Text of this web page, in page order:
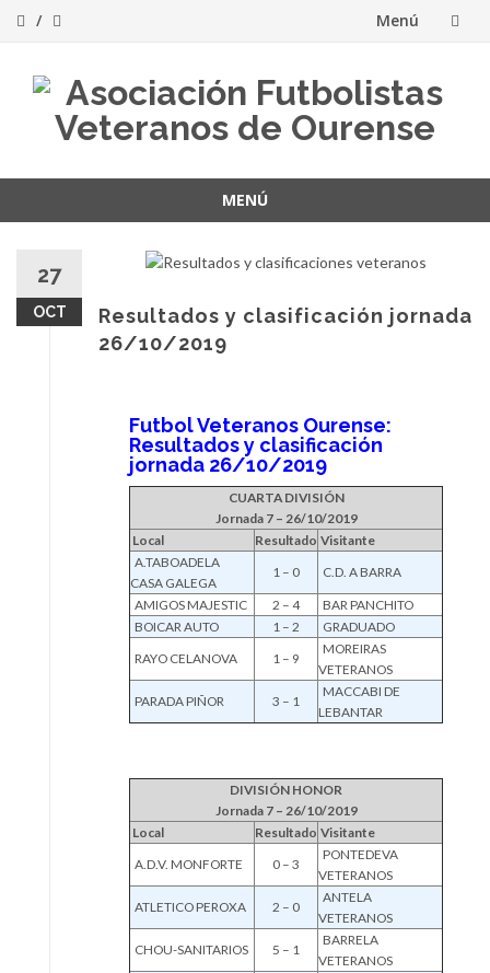
Menú
contenido
MENÚ
contenido
27
OCT
Resultados y clasificación jornada
26/10/2019
Futbol Veteranos Ourense:
Resultados y clasificación
jornada 26/10/2019
CUARTA DIVISIÓN
Jornada 7 – 26/10/2019
Local
Resultado Visitante
A.TABOADELA
CASA GALEGA
1 – 0
C.D. A BARRA
AMIGOS MAJESTIC
2 – 4
BAR PANCHITO
BOICAR AUTO
1 – 2
GRADUADO
RAYO CELANOVA
1 – 9
MOREIRAS
VETERANOS
PARADA PIÑOR
3 – 1
MACCABI DE
LEBANTAR
DIVISIÓN HONOR
Jornada 7 – 26/10/2019
Local
Resultado Visitante
A.D.V. MONFORTE
0 – 3
PONTEDEVA
VETERANOS
ATLETICO PEROXA
2 – 0
ANTELA
VETERANOS
CHOU-SANITARIOS
5 – 1
BARRELA
VETERANOS